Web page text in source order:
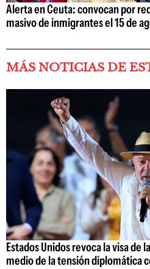
Alerta en Ceuta: convocan por
masivo de inmigrantes el 15 de
MÁS NOTICIAS DE
Estados Unidos revoca la visa de
medio de la tensión diplomática